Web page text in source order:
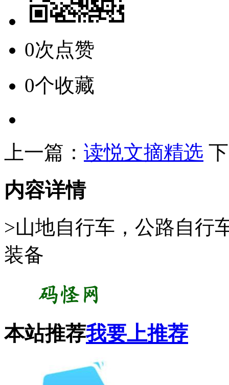
0次点赞
0个收藏
上一篇： 读悦文摘精选
内容详情
>山地自行车，公路自行
装备
本站推荐我要上推荐